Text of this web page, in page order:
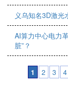
义乌知名3D激
AI算力中心电力
脏”？
1 2 3 4